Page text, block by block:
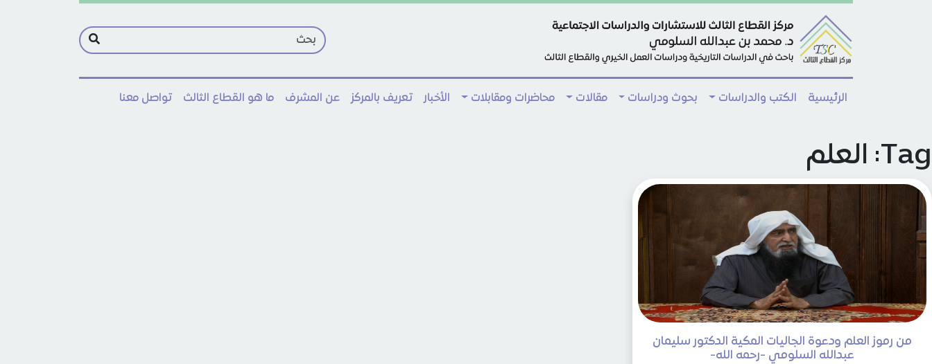
Skip to main content
الرئيسية الكتب والدراسات بحوث ودراسات مقالات محاضرات ومقابلات الأخبار تعريف بالمركز عن المشرف ما هو القطاع الثالث تواصل معنا
Tag: العلم
من رموز العلم ودعوة الجاليات المكية الدكتور سليمان
عبدالله السلومي -رحمه الله-